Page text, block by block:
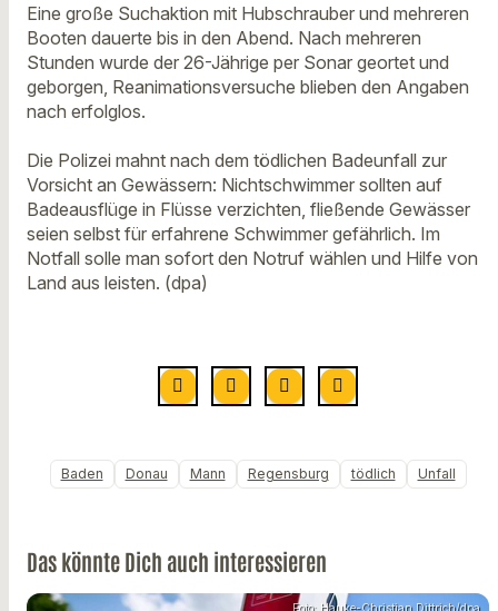
Eine große Suchaktion mit Hubschrauber und mehreren
Booten dauerte bis in den Abend. Nach mehreren
Stunden wurde der 26-Jährige per Sonar geortet und
geborgen, Reanimationsversuche blieben den Angaben
nach erfolglos.
Die Polizei mahnt nach dem tödlichen Badeunfall zur
Vorsicht an Gewässern: Nichtschwimmer sollten auf
Badeausflüge in Flüsse verzichten, fließende Gewässer
seien selbst für erfahrene Schwimmer gefährlich. Im
Notfall solle man sofort den Notruf wählen und Hilfe von
Land aus leisten. (dpa)
Baden Donau Mann Regensburg tödlich Unfall
Das könnte Dich auch interessieren
Foto: Hauke-Christian Dittrich/dpa